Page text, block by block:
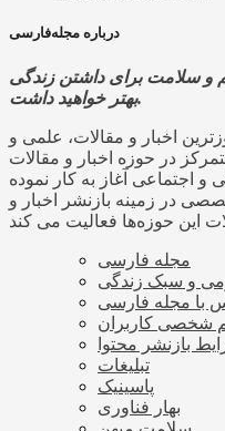
درباره مجله‌فارسی
و سلامت برای داشتن زندگی
بهتر خواهید داشت.
اخبار و مقالات، علمی و
به صورت متمرکز در حوزه اخبار و مقالات
اجتماعی آغاز به کار نموده
در زمینه بازنشر اخبار و
مجله فارسی
و سبک زندگی
با مجله فارسی
شخصی کاربران
بازنشر محتوا
تبلیغات
پاسینیک
بهار فناوری